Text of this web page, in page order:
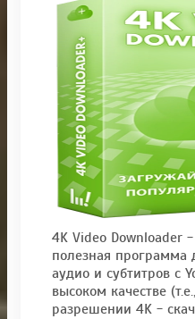
4K Video Downloader
полезная программа
аудио и субтитров с
высоком качестве
разрешении 4K -